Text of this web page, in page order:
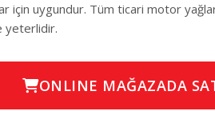
için uygundur. Tüm ticari motor
yeterlidir.
ONLINE MAĞAZADA